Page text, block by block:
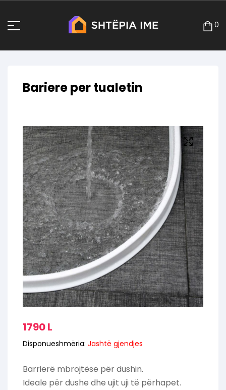
0
Bariere per tualetin
1790L
Disponueshmëria: Jashtë gjendjes
Barrierë mbrojtëse për dushin.
Ideale për dushe dhe ujit uji të përhapet.